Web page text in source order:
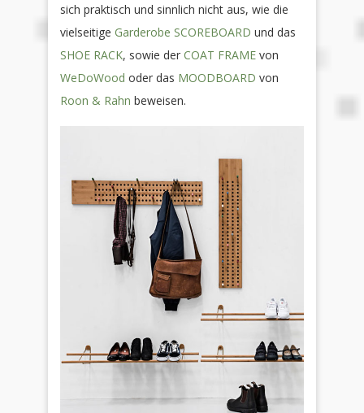
sich praktisch und sinnlich nicht aus, wie die
vielseitige Garderobe SCOREBOARD und das
SHOE RACK, sowie der COAT FRAME von
WeDoWood oder das MOODBOARD von
Roon & Rahn beweisen.